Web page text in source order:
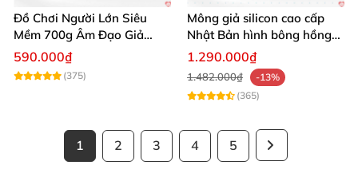
Đồ Chơi Người Lớn Siêu
Mềm 700g Âm Đạo Giả
Silicon Tự Sướng
590.000₫
(375)
Mông giả silicon cao cấp
Nhật Bản hình bông hồng
siêu thực
1.290.000₫
1.482.000₫
-13%
(365)
1 2 3 4 5